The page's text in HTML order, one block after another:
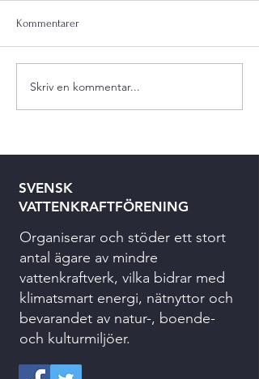
Kommentarer
Skriv en kommentar...
SVENSK
VATTENKRAFTFÖRENING
Organiserar och stöder ett stort
antal ägare av mindre
vattenkraftverk, vilka bidrar med
klimatsmart energi, nätnyttor och
bevarandet av natur-, boende-
och kulturmiljöer.